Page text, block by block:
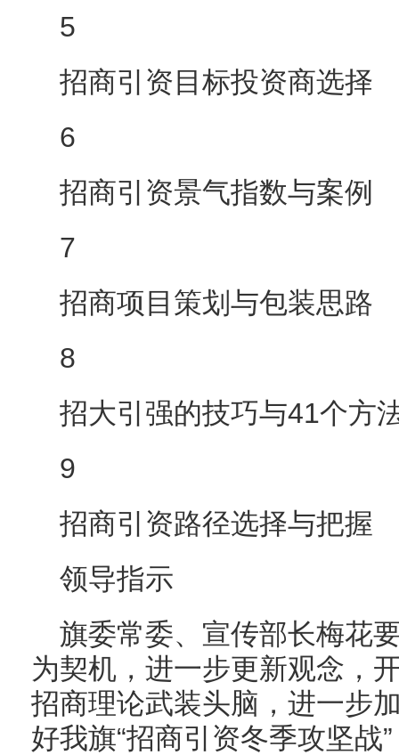
5
招商引资目标投资商选择
6
招商引资景气指数与案例
7
招商项目策划与包装思路
8
招大引强的技巧与41个方
9
招商引资路径选择与把握
领导指示
旗委常委、宣传部长梅花
为契机，进一步更新观念，
招商理论武装头脑，进一步
好我旗“招商引资冬季攻坚战